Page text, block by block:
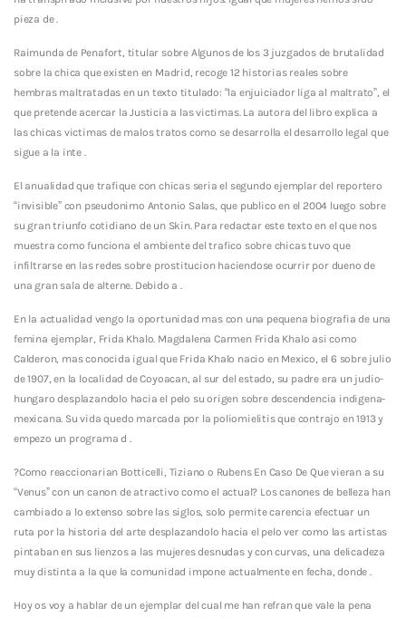
pieza de .
Raimunda de Penafort, titular sobre Algunos de los 3 juzgados de brutalidad
sobre la chica que existen en Madrid, recoge 12 historias reales sobre
hembras maltratadas en un texto titulado: “la enjuiciador liga al maltrato”, el
que pretende acercar la Justicia a las victimas. La autora del libro explica a
las chicas victimas de malos tratos como se desarrolla el desarrollo legal que
sigue a la inte .
El anualidad que trafique con chicas seri­a el segundo ejemplar del reportero
“invisible” con pseudonimo Antonio Salas, que publico en el 2004 luego sobre
su gran triunfo cotidiano de un Skin. Para redactar este texto en el que nos
muestra como funciona el ambiente del trafico sobre chicas tuvo que
infiltrarse en las redes sobre prostitucion haciendose ocurrir por dueno de
una gran sala de alterne. Debido a .
En la actualidad vengo la oportunidad mas con una pequena biografia de una
femina ejemplar, Frida Khalo. Magdalena Carmen Frida Khalo asi­ como
Calderon, mas conocida igual que Frida Khalo nacio en Mexico, el 6 sobre julio
de 1907, en la localidad de Coyoacan, al sur del estado, su padre era un judio-
hungaro desplazandolo hacia el pelo su origen sobre descendencia indigena-
mexicana. Su vida quedo marcada por la poliomielitis que contrajo en 1913 y
empezo un programa d .
?Como reaccionarian Botticelli, Tiziano o Rubens En Caso De Que vieran a su
“Venus” con un canon de atractivo como el actual? Los canones de belleza han
cambiado a lo extenso sobre las siglos, solo permite carencia efectuar un
ruta por la historia del arte desplazandolo hacia el pelo ver como las artistas
pintaban en sus lienzos a las mujeres desnudas y con curvas, una delicadeza
muy distinta a la que la comunidad impone actualmente en fecha, donde .
Hoy os voy a hablar de un ejemplar del cual me han refran que vale la pena